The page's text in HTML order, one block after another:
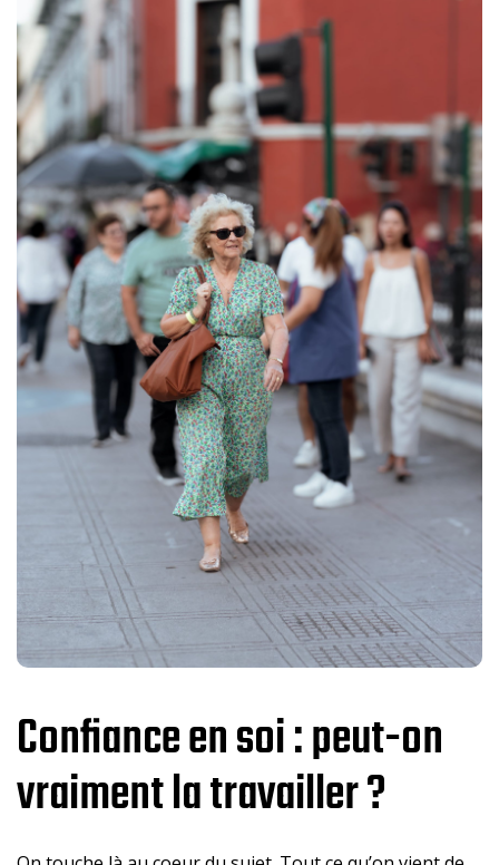
Confiance en soi : peut-on
vraiment la travailler ?